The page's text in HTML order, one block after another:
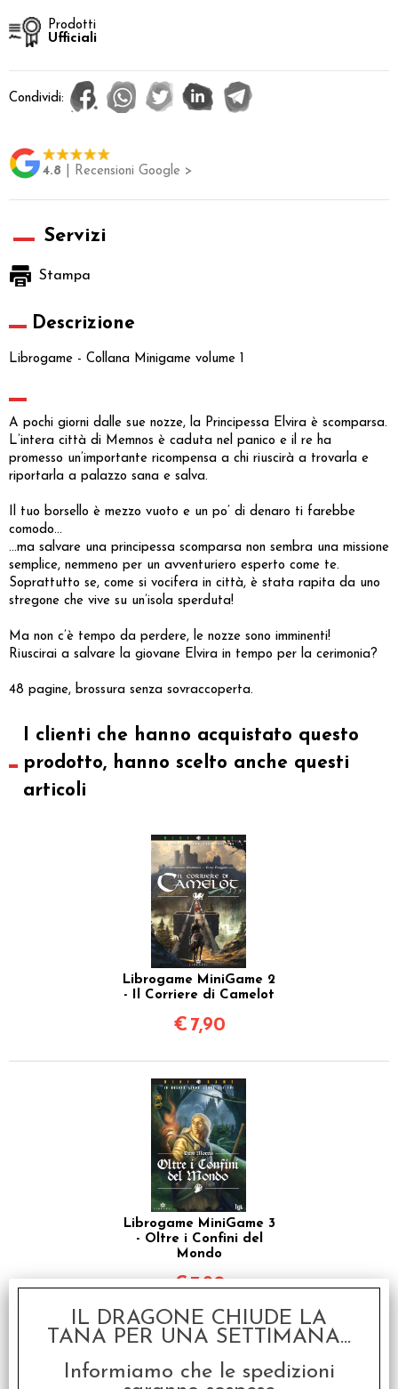
Prodotti
Ufficiali
Condividi:
4.8 | Recensioni Google >
Servizi
Stampa
Descrizione
Librogame - Collana Minigame volume 1
A pochi giorni dalle sue nozze, la Principessa Elvira è scomparsa.
L’intera città di Memnos è caduta nel panico e il re ha
promesso un’importante ricompensa a chi riuscirà a trovarla e
riportarla a palazzo sana e salva.
Il tuo borsello è mezzo vuoto e un po’ di denaro ti farebbe
comodo...
...ma salvare una principessa scomparsa non sembra una missione
semplice, nemmeno per un avventuriero esperto come te.
Soprattutto se, come si vocifera in città, è stata rapita da uno
stregone che vive su un’isola sperduta!
Ma non c’è tempo da perdere, le nozze sono imminenti!
Riuscirai a salvare la giovane Elvira in tempo per la cerimonia?
48 pagine, brossura senza sovraccoperta.
I clienti che hanno acquistato questo
prodotto, hanno scelto anche questi
articoli
Librogame MiniGame 2
- Il Corriere di Camelot
€ 7,90
Librogame MiniGame 3
- Oltre i Confini del
Mondo
€7,90
IL DRAGONE CHIUDE LA
TANA PER UNA SETTIMANA...
Informiamo che le spedizioni